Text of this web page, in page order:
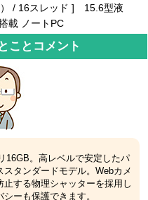
/ 16スレッド ] 15.6型液
載 ノートPC
ことコメント
16GB。高レベルで安定したパ
タンダードモデル。Webカメ
する物理シャッターを採用し
ーも保護できます。